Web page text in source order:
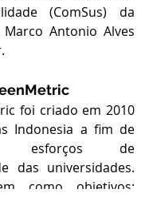
(ComSus) da
Marco Antonio Alves
foi criado em 2010
Indonesia a fim de
esforços de
das universidades.
como objetivos: